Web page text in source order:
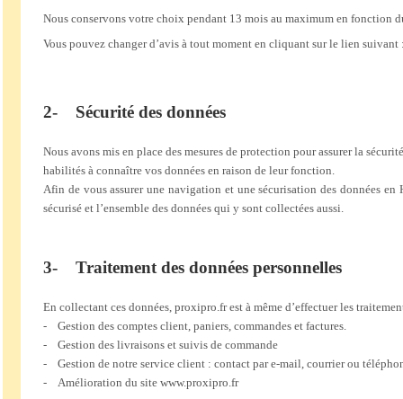
Nous conservons votre choix pendant 13 mois au maximum en fonction
Vous pouvez changer d’avis à tout moment en cliquant sur le lien
2- Sécurité des données
Nous avons mis en place des mesures de protection pour assurer la
habilités à connaître vos données en raison de leur fonction.
Afin de vous assurer une navigation et une sécurisation des données
sécurisé et l’ensemble des données qui y sont collectées aussi.
3- Traitement des données personnelles
En collectant ces données, proxipro.fr est à même d’effectuer les
- Gestion des comptes client, paniers, commandes et factures.
- Gestion des livraisons et suivis de commande
- Gestion de notre service client : contact par e-mail, courrier ou
- Amélioration du site www.proxipro.fr